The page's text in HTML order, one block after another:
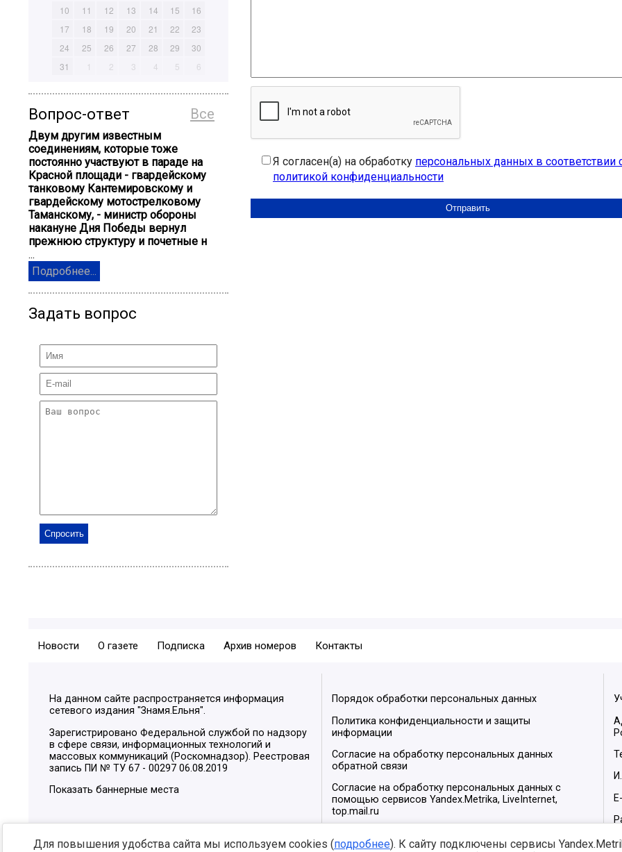
10
11 12 13 14 15
16
17
18 19 20 21 22
23
24
25 26 27 28 29
30
31
1 2 3 4 5 6
Все
Вопрос-ответ
Двум другим известным
соединениям, которые тоже
постоянно участвуют в параде на
Красной площади - гвардейскому
танковому Кантемировскому и
гвардейскому мотострелковому
Таманскому, - министр обороны
накануне Дня Победы вернул
прежнюю структуру и почетные н
...
Подробнее...
Задать вопрос
Я согласен(а) на обработку персональных данных в соответствии
политикой конфиденциальности
Новости О газете Подписка Архив номеров Контакты
На данном сайте распространяется информация
сетевого издания "Знамя.Ельня".
Зарегистрировано Федеральной службой по надзору
в сфере связи, информационных технологий и
массовых коммуникаций (Роскомнадзор). Реестровая
запись ПИ № ТУ 67 - 00297 06.08.2019
Показать баннерные места
Порядок обработки персональных данных
Политика конфиденциальности и защиты
информации
Согласие на обработку персональных данных
обратной связи
Согласие на обработку персональных данных с
помощью сервисов Yandex.Metrika, LiveInternet,
top.mail.ru
Для повышения удобства сайта мы используем cookies (подробнее). К сайту подключены сервисы